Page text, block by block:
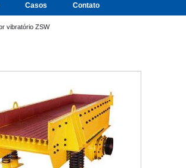
Casos Contato
vibratório ZSW